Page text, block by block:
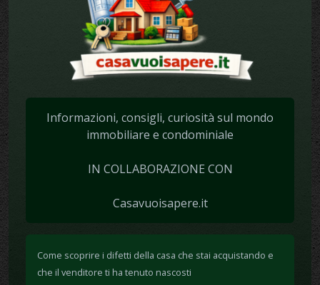
Informazioni, consigli, curiosità sul mondo
immobiliare e condominiale
IN COLLABORAZIONE CON
Casavuoisapere.it
Come scoprire i difetti della casa che stai acquistando e
che il venditore ti ha tenuto nascosti